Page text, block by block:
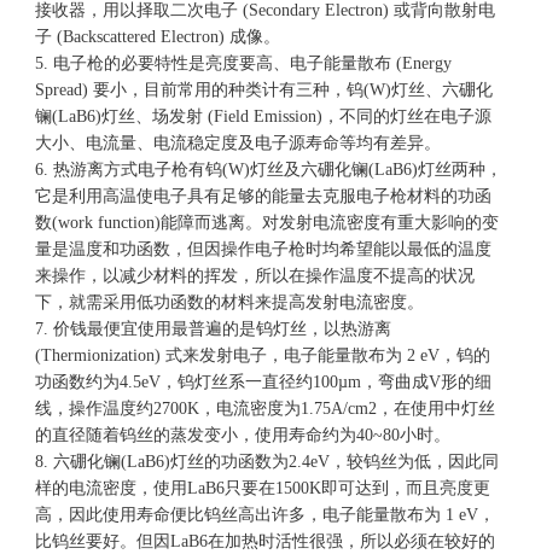
接收器，用以择取二次电子 (Secondary Electron) 或背向散射电
子 (Backscattered Electron) 成像。
5. 电子枪的必要特性是亮度要高、电子能量散布 (Energy
Spread) 要小，目前常用的种类计有三种，钨(W)灯丝、六硼化
镧(LaB6)灯丝、场发射 (Field Emission)，不同的灯丝在电子源
大小、电流量、电流稳定度及电子源寿命等均有差异。
6. 热游离方式电子枪有钨(W)灯丝及六硼化镧(LaB6)灯丝两种，
它是利用高温使电子具有足够的能量去克服电子枪材料的功函
数(work function)能障而逃离。对发射电流密度有重大影响的变
量是温度和功函数，但因操作电子枪时均希望能以最低的温度
来操作，以减少材料的挥发，所以在操作温度不提高的状况
下，就需采用低功函数的材料来提高发射电流密度。
7. 价钱最便宜使用最普遍的是钨灯丝，以热游离
(Thermionization) 式来发射电子，电子能量散布为 2 eV，钨的
功函数约为4.5eV，钨灯丝系一直径约100µm，弯曲成V形的细
线，操作温度约2700K，电流密度为1.75A/cm2，在使用中灯丝
的直径随着钨丝的蒸发变小，使用寿命约为40~80小时。
8. 六硼化镧(LaB6)灯丝的功函数为2.4eV，较钨丝为低，因此同
样的电流密度，使用LaB6只要在1500K即可达到，而且亮度更
高，因此使用寿命便比钨丝高出许多，电子能量散布为 1 eV，
比钨丝要好。但因LaB6在加热时活性很强，所以必须在较好的